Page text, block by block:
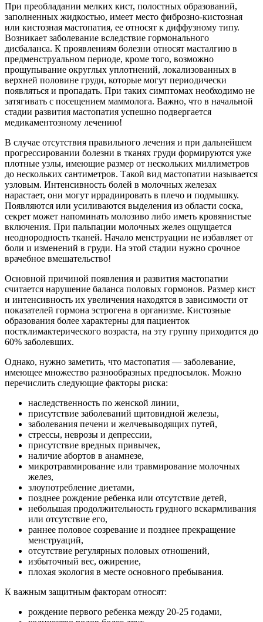
При преобладании мелких кист, полостных образований,
заполненных жидкостью, имеет место фиброзно-кистозная
или кистозная мастопатия, ее относят к диффузному типу.
Возникает заболевание вследствие гормонального
дисбаланса. К проявлениям болезни относят масталгию в
предменструальном периоде, кроме того, возможно
прощупывание округлых уплотнений, локализованных в
верхней половине груди, которые могут периодически
появляться и пропадать. При таких симптомах необходимо не
затягивать с посещением маммолога. Важно, что в начальной
стадии развития мастопатия успешно подвергается
медикаментозному лечению!
В случае отсутствия правильного лечения и при дальнейшем
прогрессировании болезни в тканях груди формируются уже
плотные узлы, имеющие размер от нескольких миллиметров
до нескольких сантиметров. Такой вид мастопатии называется
узловым. Интенсивность болей в молочных железах
нарастает, они могут иррадиировать в плечо и подмышку.
Появляются или усиливаются выделения из области соска,
секрет может напоминать молозиво либо иметь кровянистые
включения. При пальпации молочных желез ощущается
неоднородность тканей. Начало менструации не избавляет от
боли и изменений в груди. На этой стадии нужно срочное
врачебное вмешательство!
Основной причиной появления и развития мастопатии
считается нарушение баланса половых гормонов. Размер кист
и интенсивность их увеличения находятся в зависимости от
показателей гормона эстрогена в организме. Кистозные
образования более характерны для пациенток
постклимактерического возраста, на эту группу приходится до
60% заболевших.
Однако, нужно заметить, что мастопатия — заболевание,
имеющее множество разнообразных предпосылок. Можно
перечислить следующие факторы риска:
наследственность по женской линии,
присутствие заболеваний щитовидной железы,
заболевания печени и желчевыводящих путей,
стрессы, неврозы и депрессии,
присутствие вредных привычек,
наличие абортов в анамнезе,
микротравмирование или травмирование молочных
желез,
злоупотребление диетами,
позднее рождение ребенка или отсутствие детей,
небольшая продолжительность грудного вскармливания
или отсутствие его,
раннее половое созревание и позднее прекращение
менструаций,
отсутствие регулярных половых отношений,
избыточный вес, ожирение,
плохая экология в месте основного пребывания.
К важным защитным факторам относят:
рождение первого ребенка между 20-25 годами,